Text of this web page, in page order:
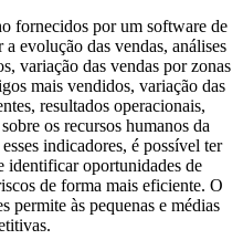
fornecidos por um software de
evolução das vendas, análises
variação das vendas por zonas
mais vendidos, variação das
resultados operacionais,
os recursos humanos da
indicadores, é possível ter
identificar oportunidades de
de forma mais eficiente. O
permite às pequenas e médias